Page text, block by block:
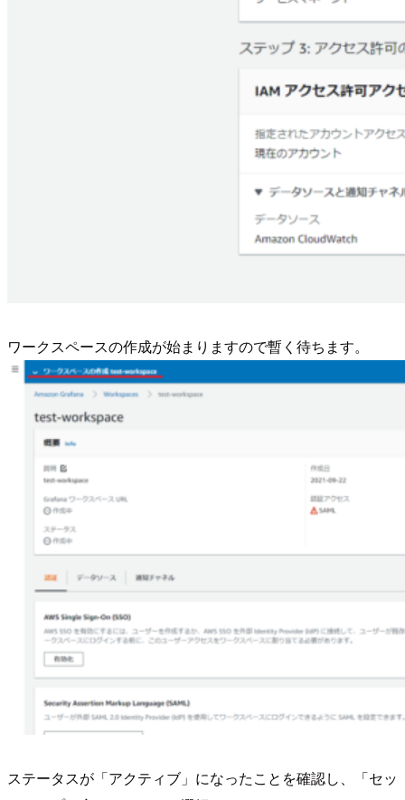
ワークスペースの作成が始まりますので暫く待ちます。
ステータスが「アクティブ」になったことを確認し、「セッ